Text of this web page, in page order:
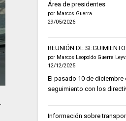
Área de presidentes
por Marcos Guerra
29/05/2026
REUNIÓN DE
por Marcos Leopoldo Guerra
12/12/2025
El pasado 10 de diciembre
seguimiento con los
Información sobre